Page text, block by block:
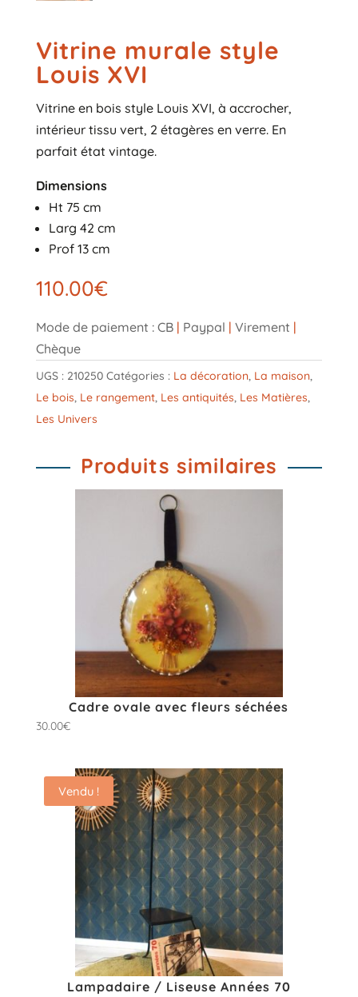
Vitrine murale style
Louis XVI
Vitrine en bois style Louis XVI, à accrocher,
intérieur tissu vert, 2 étagères en verre. En
parfait état vintage.
Dimensions
Ht 75 cm
Larg 42 cm
Prof 13 cm
110.00€
Mode de paiement : CB | Paypal | Virement |
Chèque
UGS : 210250 Catégories : La décoration, La maison,
Le bois Le rangement, Les antiquités Les Matières
Les Univers
Produits similaires
Cadre ovale avec fleurs séchées
30.00€
Lampadaire / Liseuse Années 70
Vendu !